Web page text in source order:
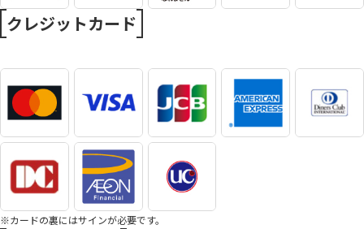
クレジットカード
※カードの裏にはサインが必要です。